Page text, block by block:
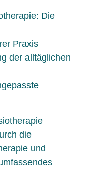
Die
Praxis
der alltäglichen
die
und